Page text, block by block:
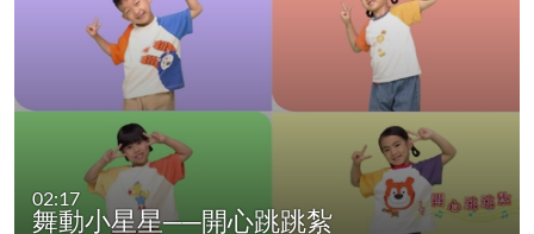
02:17
舞動小星星──開心跳跳紮